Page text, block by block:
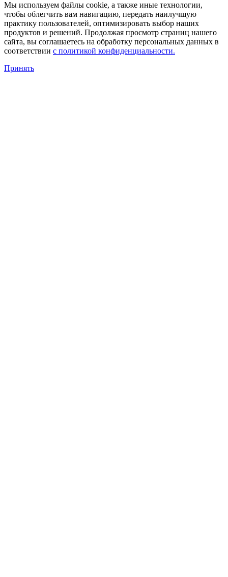
Мы используем файлы cookie, а также иные технологии,
чтобы облегчить вам навигацию, передать наилучшую
практику пользователей, оптимизировать выбор наших
продуктов и решений. Продолжая просмотр страниц нашего
сайта, вы соглашаетесь на обработку персональных данных в
соответствии с политикой конфиденциальности.
Принять